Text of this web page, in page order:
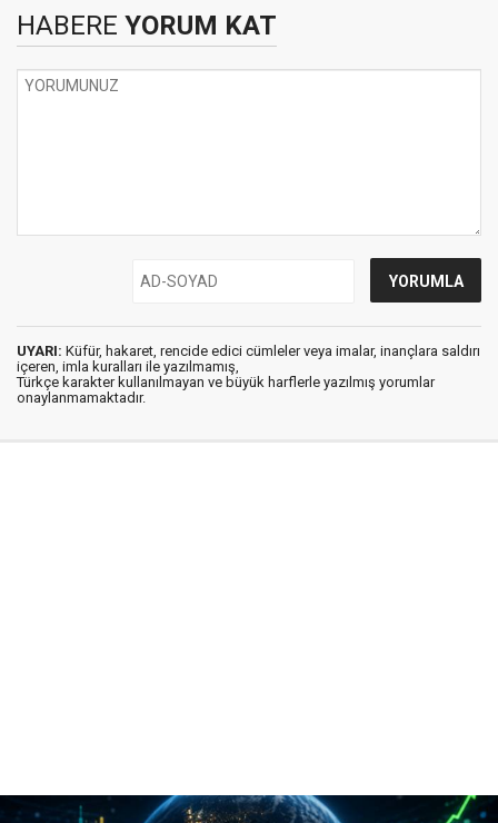
HABERE YORUM KAT
UYARI: Küfür, hakaret, rencide edici cümleler veya imalar, inançlara saldırı
içeren, imla kuralları ile yazılmamış,
Türkçe karakter kullanılmayan ve büyük harflerle yazılmış yorumlar
onaylanmamaktadır.